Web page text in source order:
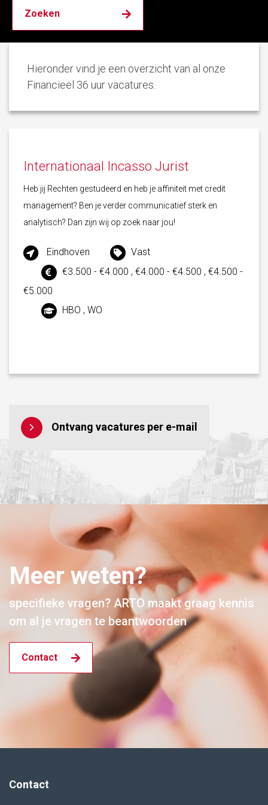
Hieronder vind je een overzicht van al onze
Financieel 36 uur vacatures.
Internationaal Incasso Jurist
Heb jij Rechten gestudeerd en heb je affiniteit met credit
management? Ben je verder communicatief sterk en
analytisch? Dan zijn wij op zoek naar jou!
Eindhoven
Vast
€3.500 - €4.000 , €4.000 - €4.500 , €4.500 -
€5.000
HBO , WO
Ontvang vacatures per e-mail
Meer weten?
specifieke vragen? ARTO maakt graag kennis
om al je vragen te beantwoorden
Contact
Contact